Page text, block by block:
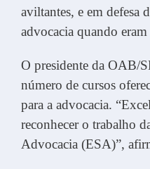
aviltantes, e em defesa
advocacia quando
O presidente da OAB/
número de cursos
para a advocacia.
reconhecer o trabalho
Advocacia (ESA)”,